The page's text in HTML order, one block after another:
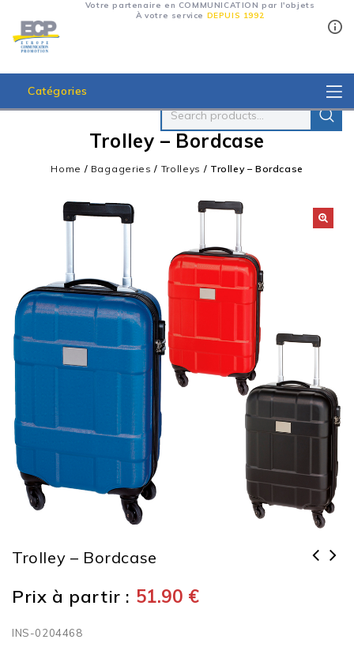
Votre partenaire en COMMUNICATION par l'objets
À votre service DEPUIS 1992
Catégories
Trolley – Bordcase
Home / Bagageries / Trolleys / Trolley – Bordcase
Trolley – Bordcase
Prix à partir : 51.90 €
INS-0204468